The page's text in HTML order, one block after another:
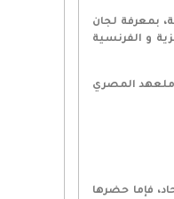
الاساسى و اللائحة الداخلية، بمعرفة لجان
و الفرنسية
املعهد المصري
فإما حضرها